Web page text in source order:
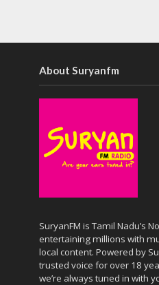
About Suryanfm
SuryanFM is Tamil Nadu’s
entertaining millions with
local content. Powered by
trusted voice for over 18
we’re always tuned in with